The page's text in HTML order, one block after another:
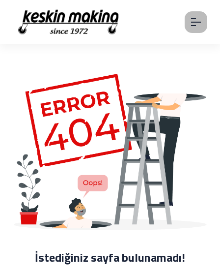
İstediğiniz sayfa bulunamadı!